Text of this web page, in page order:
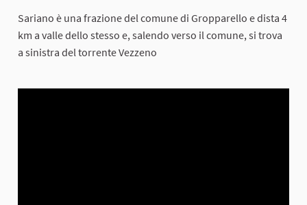
Sariano è una frazione del comune di Gropparello e dista 4
km a valle dello stesso e, salendo verso il comune, si trova
a sinistra del torrente Vezzeno